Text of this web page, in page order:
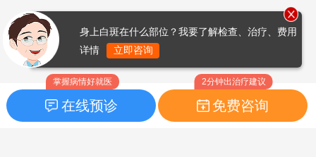
掌握病情好就医
在线预诊
2分钟出治疗建议
免费咨询
身上白斑在什么部位？我要了解检查、治疗、费用
详情
立即咨询